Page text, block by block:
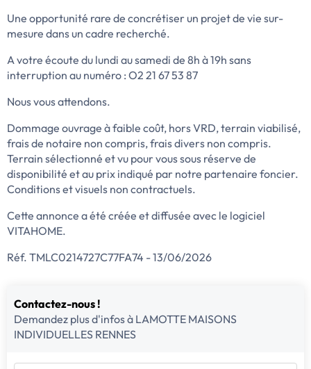
Une opportunité rare de concrétiser un projet de vie sur-
mesure dans un cadre recherché.
A votre écoute du lundi au samedi de 8h à 19h sans
interruption au numéro : O2 21 67 53 87
Nous vous attendons.
Dommage ouvrage à faible coût, hors VRD, terrain viabilisé,
frais de notaire non compris, frais divers non compris.
Terrain sélectionné et vu pour vous sous réserve de
disponibilité et au prix indiqué par notre partenaire foncier.
Conditions et visuels non contractuels.
Cette annonce a été créée et diffusée avec le logiciel
VITAHOME.
Réf. TMLC0214727C77FA74 - 13/06/2026
Contactez-nous !
Demandez plus d'infos à LAMOTTE MAISONS
INDIVIDUELLES RENNES